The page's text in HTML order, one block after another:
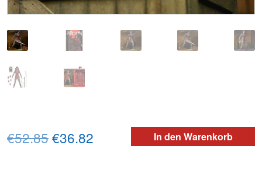
In den Warenkorb
€52.85Ursprünglicher
€36.82